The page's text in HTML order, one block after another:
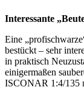
Interessante
Eine
bestückt – sehr
in praktisch
einigermaßen
ISCONAR 1:4/135